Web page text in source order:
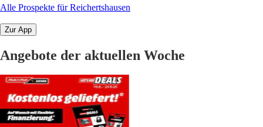
Alle Prospekte für Reichertshausen
Zur App
Angebote der aktuellen Woche